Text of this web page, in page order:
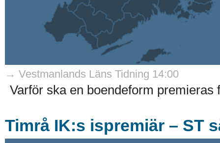
→ Vestmanlands Läns Tidning 14:00
Varför ska en boendeform premieras
Timrå IK:s ispremiär – ST